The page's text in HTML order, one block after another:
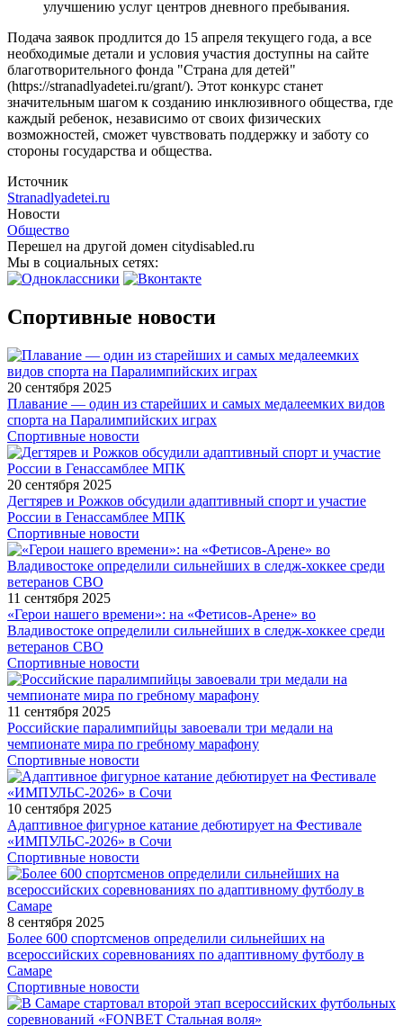
улучшению услуг центров дневного пребывания.
Подача заявок продлится до 15 апреля текущего года, а все
необходимые детали и условия участия доступны на сайте
благотворительного фонда "Страна для детей"
(https://stranadlyadetei.ru/grant/). Этот конкурс станет
значительным шагом к созданию инклюзивного общества, где
каждый ребенок, независимо от своих физических
возможностей, сможет чувствовать поддержку и заботу со
стороны государства и общества.
Источник
Stranadlyadetei.ru
Новости
Общество
Перешел на другой домен citydisabled.ru
Мы в социальных сетях:
Спортивные новости
20 сентября 2025
Плавание — один из старейших и самых медалеемких видов
спорта на Паралимпийских играх
Спортивные новости
20 сентября 2025
Дегтярев и Рожков обсудили адаптивный спорт и участие
России в Генассамблее МПК
Спортивные новости
11 сентября 2025
«Герои нашего времени»: на «Фетисов-Арене» во
Владивостоке определили сильнейших в следж-хоккее среди
ветеранов СВО
Спортивные новости
11 сентября 2025
Российские паралимпийцы завоевали три медали на
чемпионате мира по гребному марафону
Спортивные новости
10 сентября 2025
Адаптивное фигурное катание дебютирует на Фестивале
«ИМПУЛЬС-2026» в Сочи
Спортивные новости
8 сентября 2025
Более 600 спортсменов определили сильнейших на
всероссийских соревнованиях по адаптивному футболу в
Самаре
Спортивные новости